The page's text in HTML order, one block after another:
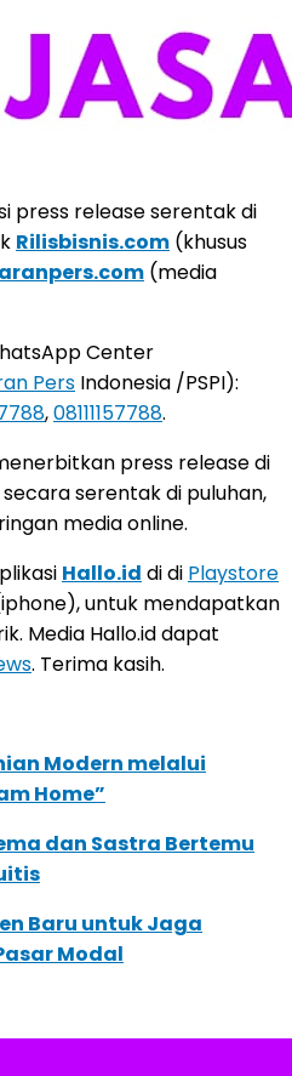
press release serentak di
Rilisbisnis.com (khusus
(media
Center
Pers Indonesia /PSPI):
,08111157788.
press release di
serentak di puluhan,
media online.
Hallo.id di di Playstore
untuk mendapatkan
Media Hallo.id dapat
. Terima kasih.
Modern melalui
Home”
dan Sastra Bertemu
Baru untuk Jaga
Modal